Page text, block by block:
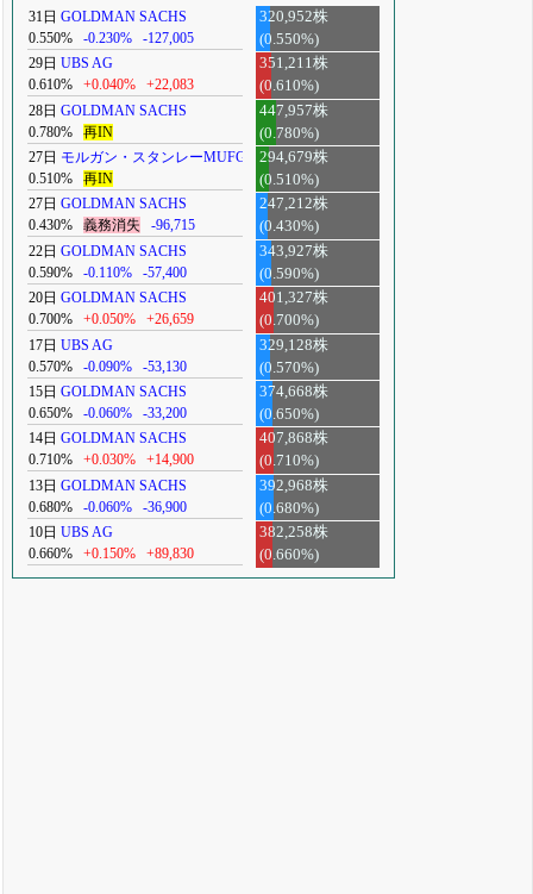
31日 GOLDMAN SACHS
0.550%
-0.230% -127,005
320,952株
(0.550%)
29日 UBS AG
0.610%
+0.040% +22,083
351,211株
(0.610%)
28日 GOLDMAN SACHS
0.780%
再IN
447,957株
(0.780%)
27日 モルガン・スタンレーMUFG
0.510%
再IN
294,679株
(0.510%)
27日 GOLDMAN SACHS
0.430%
義務消失 -96,715
247,212株
(0.430%)
22日 GOLDMAN SACHS
0.590%
-0.110% -57,400
343,927株
(0.590%)
20日 GOLDMAN SACHS
0.700%
+0.050% +26,659
401,327株
(0.700%)
17日 UBS AG
0.570%
-0.090% -53,130
329,128株
(0.570%)
15日 GOLDMAN SACHS
0.650%
-0.060% -33,200
374,668株
(0.650%)
14日 GOLDMAN SACHS
0.710%
+0.030% +14,900
407,868株
(0.710%)
13日 GOLDMAN SACHS
0.680%
-0.060% -36,900
392,968株
(0.680%)
10日 UBS AG
0.660%
+0.150% +89,830
382,258株
(0.660%)